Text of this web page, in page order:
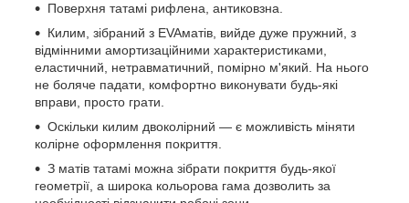
Поверхня татамі рифлена, антиковзна.
Килим, зібраний з EVAматів, вийде дуже пружний, з
відмінними амортизаційними характеристиками,
еластичний, нетравматичний, помірно м'який. На нього
не боляче падати, комфортно виконувати будь-які
вправи, просто грати.
Оскільки килим двоколірний — є можливість міняти
колірне оформлення покриття.
З матів татамі можна зібрати покриття будь-якої
геометрії, а широка кольорова гама дозволить за